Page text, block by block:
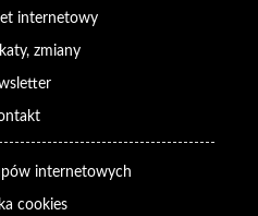
internetowy
zmiany
internetowych
cookies